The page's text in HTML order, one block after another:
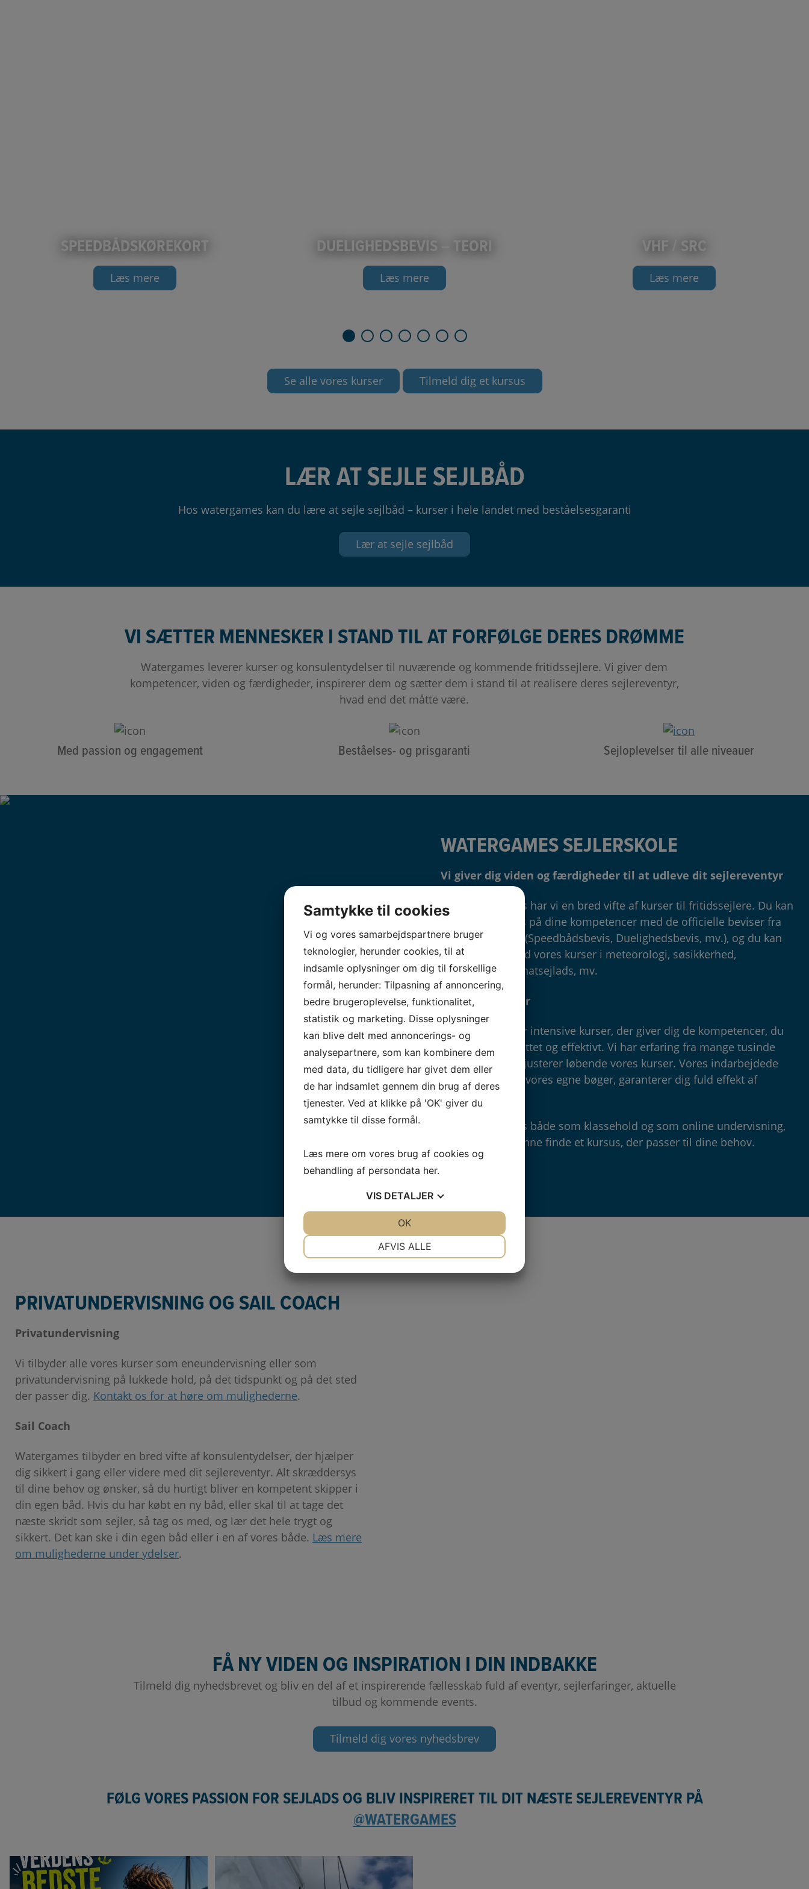
SPEEDBÅDSKØREKORT
Læs mere
DUELIGHEDSBEVIS – TEORI
Læs mere
VHF / SRC
Læs mere
Se alle vores kurser Tilmeld dig et kursus
LÆR AT SEJLE SEJLBÅD
Hos watergames kan du lære at sejle sejlbåd – kurser i hele landet med beståelsesgaranti
Lær at sejle sejlbåd
VI SÆTTER MENNESKER I STAND TIL AT FORFØLGE DERES DRØMME
Watergames leverer kurser og konsulentydelser til nuværende og kommende fritidssejlere. Vi giver dem
kompetencer, viden og færdigheder, inspirerer dem og sætter dem i stand til at realisere deres sejlereventyr,
hvad end det måtte være.
Med passion og engagement Beståelses- og prisgaranti Sejloplevelser til alle niveauer
WATERGAMES SEJLERSKOLE
Vi giver dig viden og færdigheder til at udleve dit sejlereventyr
Hos Watergames har vi en bred vifte af kurser til fritidssejlere. Du kan
få viden og bevis på dine kompetencer med de officielle beviser fra
Søfartsstyrelsen (Speedbådsbevis, Duelighedsbevis, mv.), og du kan
bygge videre med vores kurser i meteorologi, søsikkerhed,
havnemanøvre, natsejlads, mv.
Intensive kurser
Vores speciale er intensive kurser, der giver dig de kompetencer, du
skal bruge målrettet og effektivt. Vi har erfaring fra mange tusinde
kursusforløb og justerer løbende vores kurser. Vores indarbejdede
kursusmodel og vores egne bøger, garanterer dig fuld effekt af
undervisningen.
Kurserne afvikles både som klassehold og som online undervisning,
så du vil altid kunne finde et kursus, der passer til dine behov.
PRIVATUNDERVISNING OG SAIL COACH
Privatundervisning
Vi tilbyder alle vores kurser som eneundervisning eller som
privatundervisning på lukkede hold, på det tidspunkt og på det sted
der passer dig. Kontakt os for at høre om mulighederne.
Sail Coach
Watergames tilbyder en bred vifte af konsulentydelser, der hjælper
dig sikkert i gang eller videre med dit sejlereventyr. Alt skræddersys
til dine behov og ønsker, så du hurtigt bliver en kompetent skipper i
din egen båd. Hvis du har købt en ny båd, eller skal til at tage det
næste skridt som sejler, så tag os med, og lær det hele trygt og
sikkert. Det kan ske i din egen båd eller i en af vores både. Læs mere
om mulighederne under ydelser.
FÅ NY VIDEN OG INSPIRATION I DIN INDBAKKE
Tilmeld dig nyhedsbrevet og bliv en del af et inspirerende fællesskab fuld af eventyr, sejlerfaringer, aktuelle
tilbud og kommende events.
Tilmeld dig vores nyhedsbrev
FØLG VORES PASSION FOR SEJLADS OG BLIV INSPIRERET TIL DIT NÆSTE SEJLEREVENTYR PÅ
@WATERGAMES
Verdens bedste studiejob ⚓ 🚤
Drømmer du...
Så er det 𝐬𝐢𝐝𝐬𝐭𝐞 𝐜𝐡𝐚𝐧𝐜𝐞 for at få
Samtykke til cookies
Vi og vores samarbejdspartnere bruger
teknologier, herunder cookies, til at
indsamle oplysninger om dig til forskellige
formål, herunder: Tilpasning af annoncering,
bedre brugeroplevelse, funktionalitet,
statistik og marketing. Disse oplysninger
kan blive delt med annoncerings- og
analysepartnere, som kan kombinere dem
med data, du tidligere har givet dem eller
de har indsamlet gennem din brug af deres
tjenester. Ved at klikke på 'OK' giver du
samtykke til disse formål.
Læs mere om vores brug af cookies og
behandling af persondata her.
VIS DETALJER
AFVIS ALLE
OK